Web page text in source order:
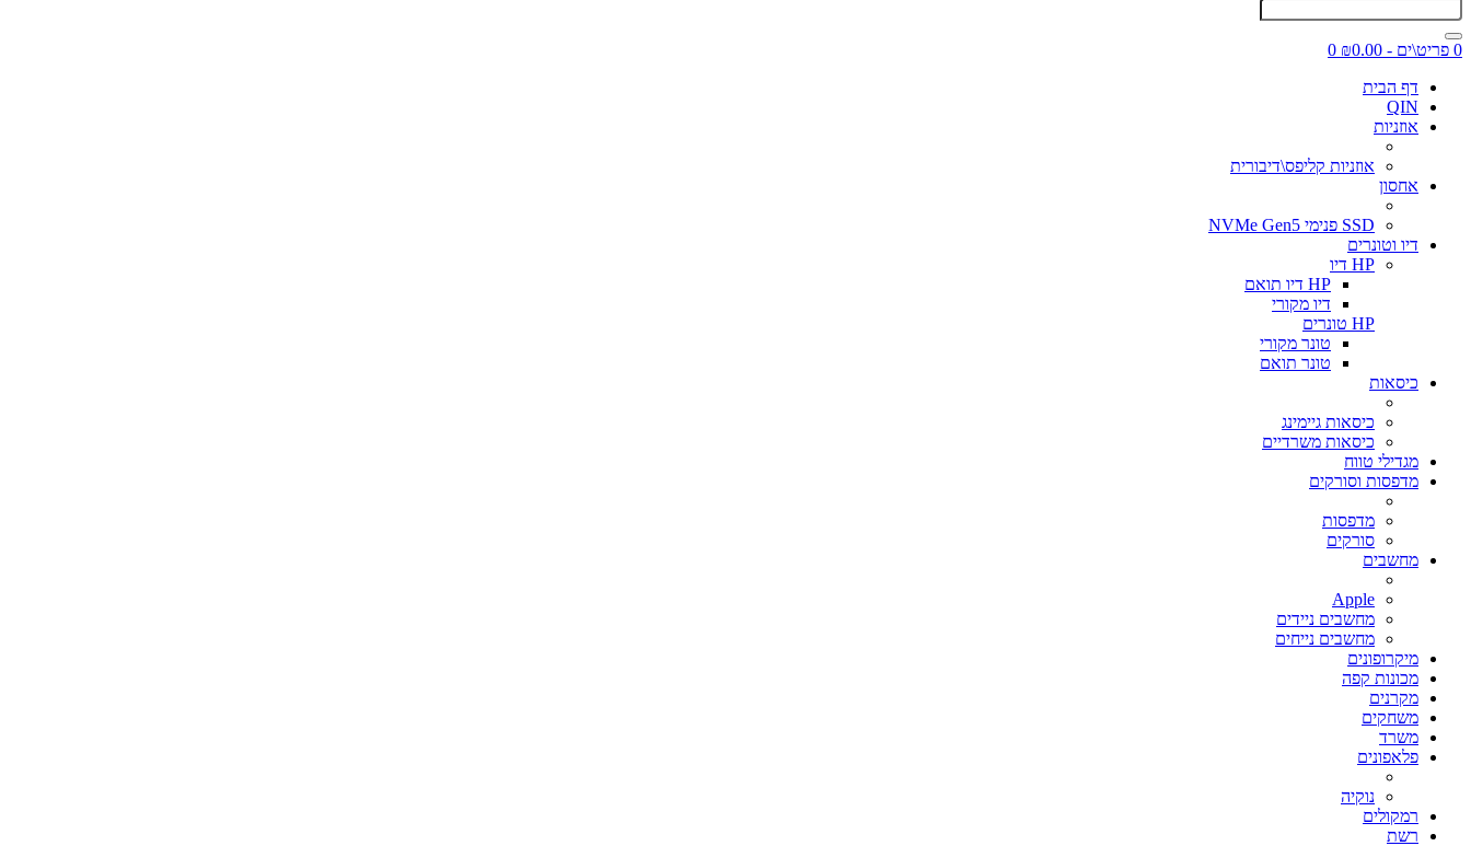
0 פריט\ים - ₪0.00
0
דף הבית
QIN
אוזניות
אוזניות קליפס\דיבורית
אחסון
SSD פנימי NVMe Gen5
דיו וטונרים
HP דיו
HP דיו תואם
דיו מקורי
HP טונרים
טונר מקורי
טונר תואם
כיסאות
כיסאות גיימינג
כיסאות משרדיים
מגדילי טווח
מדפסות וסורקים
מדפסות
סורקים
מחשבים
Apple
מחשבים ניידים
מחשבים נייחים
מיקרופונים
מכונות קפה
מקרנים
משחקים
משרד
פלאפונים
נוקיה
רמקולים
רשת